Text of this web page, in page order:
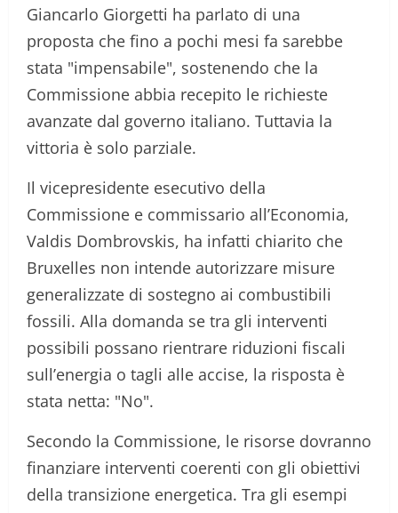
Giancarlo Giorgetti ha parlato di una
proposta che fino a pochi mesi fa sarebbe
stata "impensabile", sostenendo che la
Commissione abbia recepito le richieste
avanzate dal governo italiano. Tuttavia la
vittoria è solo parziale.
Il vicepresidente esecutivo della
Commissione e commissario all’Economia,
Valdis Dombrovskis, ha infatti chiarito che
Bruxelles non intende autorizzare misure
generalizzate di sostegno ai combustibili
fossili. Alla domanda se tra gli interventi
possibili possano rientrare riduzioni fiscali
sull’energia o tagli alle accise, la risposta è
stata netta: "No".
Secondo la Commissione, le risorse dovranno
finanziare interventi coerenti con gli obiettivi
della transizione energetica. Tra gli esempi